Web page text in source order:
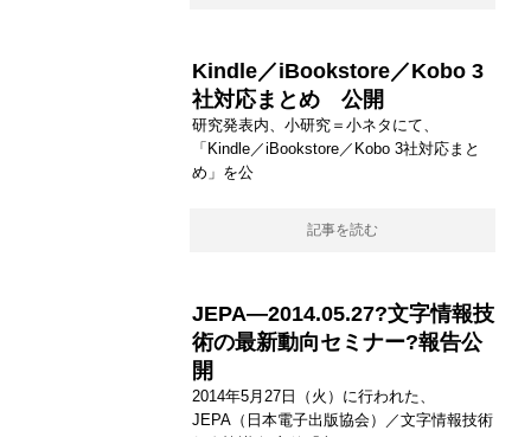
Kindle／iBookstore／Kobo 3
社対応まとめ 公開
研究発表内、小研究＝小ネタにて、
「Kindle／iBookstore／Kobo 3社対応まと
め」を公
記事を読む
JEPA―2014.05.27?文字情報技
術の最新動向セミナー?報告公
開
2014年5月27日（火）に行われた、
JEPA（日本電子出版協会）／文字情報技術